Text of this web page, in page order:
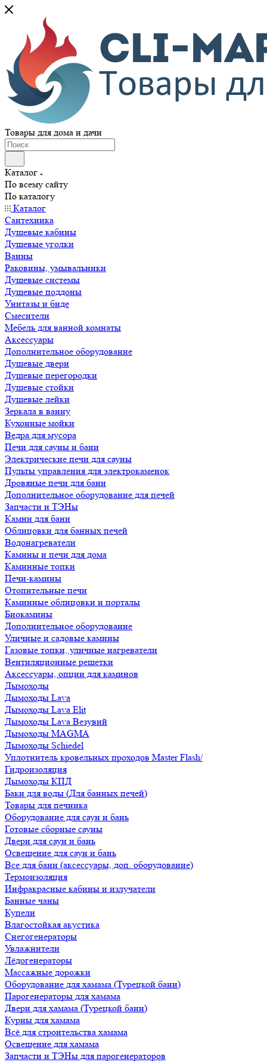
Товары для дома и дачи
Каталог
По всему сайту
По каталогу
Каталог
Сантехника
Душевые кабины
Душевые уголки
Ванны
Раковины, умывальники
Душевые системы
Душевые поддоны
Унитазы и биде
Смесители
Мебель для ванной комнаты
Аксессуары
Дополнительное оборудование
Душевые двери
Душевые перегородки
Душевые стойки
Душевые лейки
Зеркала в ванну
Кухонные мойки
Ведра для мусора
Печи для сауны и бани
Электрические печи для сауны
Пульты управления для электрокаменок
Дровяные печи для бани
Дополнительное оборудование для печей
Запчасти и ТЭНы
Камни для бани
Облицовки для банных печей
Водонагреватели
Камины и печи для дома
Каминные топки
Печи-камины
Отопительные печи
Каминные облицовки и порталы
Биокамины
Дополнительное оборудование
Уличные и садовые камины
Газовые топки, уличные нагреватели
Вентиляционные решетки
Аксессуары, опции для каминов
Дымоходы
Дымоходы Lava
Дымоходы Lava Elit
Дымоходы Lava Везувий
Дымоходы MAGMA
Дымоходы Schiedel
Уплотнитель кровельных проходов Master Flash/
Гидроизоляция
Дымоходы КПД
Баки для воды (Для банных печей)
Товары для печника
Оборудование для саун и бань
Готовые сборные сауны
Двери для саун и бань
Освещение для саун и бань
Все для бани (аксессуары, доп. оборудование)
Термоизоляция
Инфракрасные кабины и излучатели
Банные чаны
Купели
Влагостойкая акустика
Снегогенераторы
Увлажнители
Лёдогенераторы
Массажные дорожки
Оборудование для хамама (Турецкой бани)
Парогенераторы для хамама
Двери для хамама (Турецкой бани)
Курны для хамама
Всё для строительства хамама
Освещение для хамама
Запчасти и ТЭНы для парогенераторов